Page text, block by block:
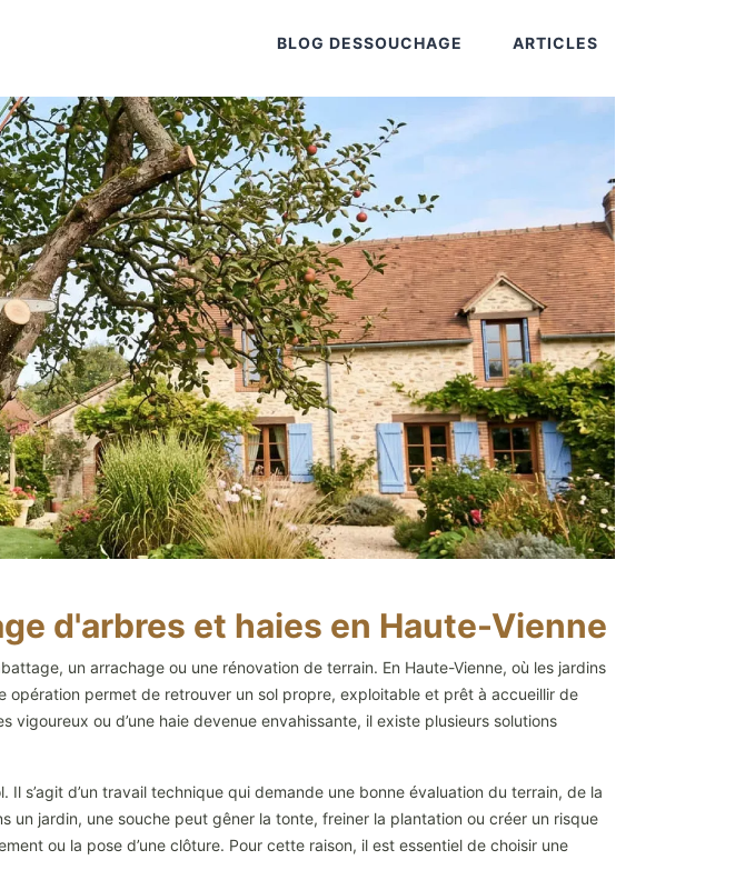
BLOG DESSOUCHAGE ARTICLES
d'arbres et haies en Haute-Vienne
un arrachage ou une rénovation de terrain. En Haute-Vienne, où les jardins
permet de retrouver un sol propre, exploitable et prêt à accueillir de
vigoureux ou d’une haie devenue envahissante, il existe plusieurs solutions
s’agit d’un travail technique qui demande une bonne évaluation du terrain, de la
un jardin, une souche peut gêner la tonte, freiner la plantation ou créer un risque
ou la pose d’une clôture. Pour cette raison, il est essentiel de choisir une